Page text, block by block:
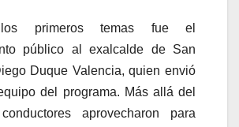
primeros temas fue el
público al exalcalde de San
Duque Valencia, quien envió
del programa. Más allá del
aprovecharon para